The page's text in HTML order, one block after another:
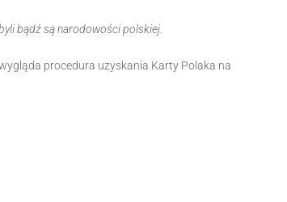
bądź są narodowości polskiej.
procedura uzyskania Karty Polaka na